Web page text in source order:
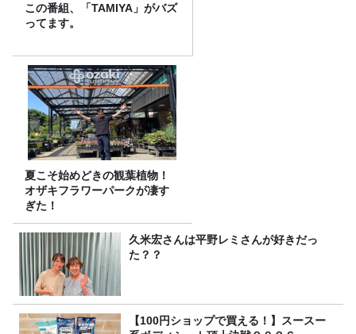
この番組、「TAMIYA」がバズ
ってます。
夏こそ始めどきの観葉植物！
オザキフラワーパークが凄す
ぎた！
久米宏さんは平野レミさんが好きだっ
た？？
【100円ショップで買える！】スースー